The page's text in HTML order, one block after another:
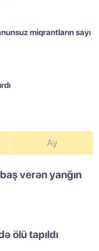
miqrantların sayı
Ay
verən yanğın
ölü tapıldı